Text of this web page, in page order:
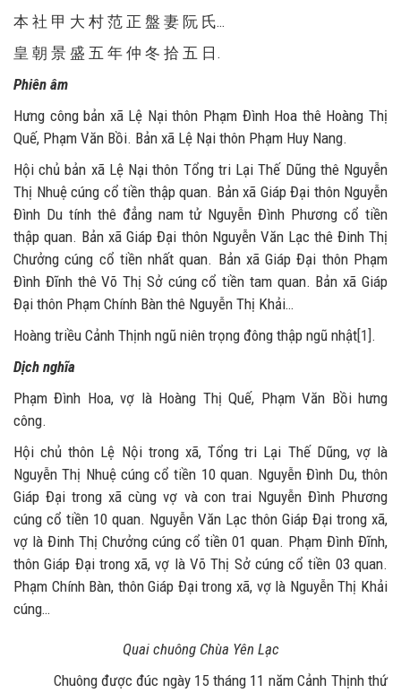
本 社 甲 大 村 范 正 盤 妻 阮 氏…
皇 朝 景 盛 五 年 仲 冬 拾 五 日.
Phiên âm
Hưng công bản xã Lệ Nại thôn Phạm Đình Hoa thê Hoàng Thị
Quế, Phạm Văn Bồi. Bản xã Lệ Nại thôn Phạm Huy Nang.
Hội chủ bản xã Lệ Nại thôn Tổng tri Lại Thế Dũng thê Nguyễn
Thị Nhuệ cúng cổ tiền thập quan. Bản xã Giáp Đại thôn Nguyễn
Đình Du tính thê đẳng nam tử Nguyễn Đình Phương cổ tiền
thập quan. Bản xã Giáp Đại thôn Nguyễn Văn Lạc thê Đinh Thị
Chưởng cúng cổ tiền nhất quan. Bản xã Giáp Đại thôn Phạm
Đình Đĩnh thê Võ Thị Sở cúng cổ tiền tam quan. Bản xã Giáp
Đại thôn Phạm Chính Bàn thê Nguyễn Thị Khải…
Hoàng triều Cảnh Thịnh ngũ niên trọng đông thập ngũ nhật[1].
Dịch nghĩa
Phạm Đình Hoa, vợ là Hoàng Thị Quế, Phạm Văn Bồi hưng
công.
Hội chủ thôn Lệ Nội trong xã, Tổng tri Lại Thế Dũng, vợ là
Nguyễn Thị Nhuệ cúng cổ tiền 10 quan. Nguyễn Đình Du, thôn
Giáp Đại trong xã cùng vợ và con trai Nguyễn Đình Phương
cúng cổ tiền 10 quan. Nguyễn Văn Lạc thôn Giáp Đại trong xã,
vợ là Đinh Thị Chưởng cúng cổ tiền 01 quan. Phạm Đình Đĩnh,
thôn Giáp Đại trong xã, vợ là Võ Thị Sở cúng cổ tiền 03 quan.
Phạm Chính Bàn, thôn Giáp Đại trong xã, vợ là Nguyễn Thị Khải
cúng…
Quai chuông Chùa Yên Lạc
Chuông được đúc ngày 15 tháng 11 năm Cảnh Thịnh thứ